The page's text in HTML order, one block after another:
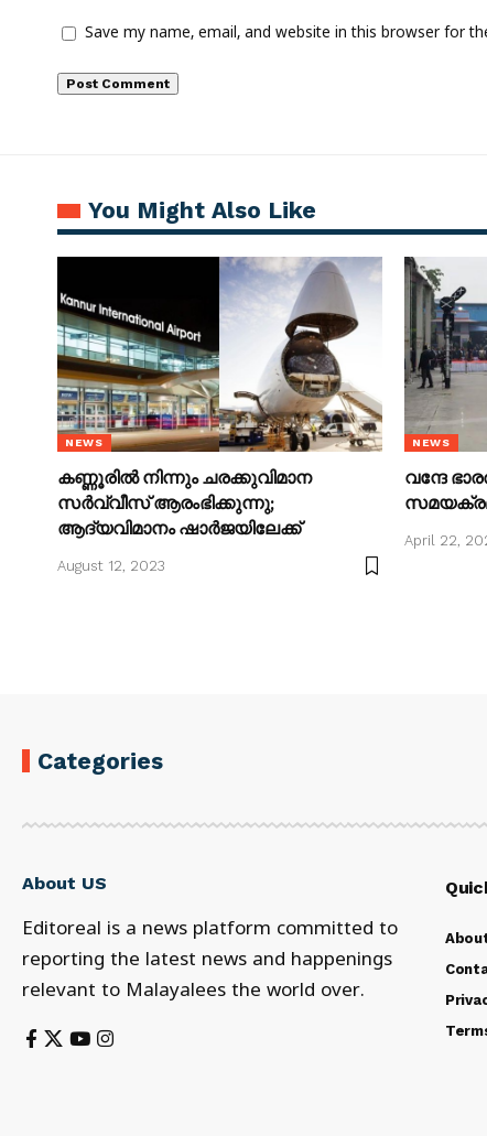
Save my name, email, and website in this browser for
You Might Also Like
NEWS
കണ്ണൂരിൽ നിന്നും ചരക്കുവിമാന
സർവ്വീസ് ആരംഭിക്കുന്നു;
ആദ്യവിമാനം ഷാർജയിലേക്ക്
August 12, 2023
NEWS
വന്ദേ
April 22,
Categories
About US
Editoreal is a news platform committed to
reporting the latest news and happenings
relevant to Malayalees the world over.